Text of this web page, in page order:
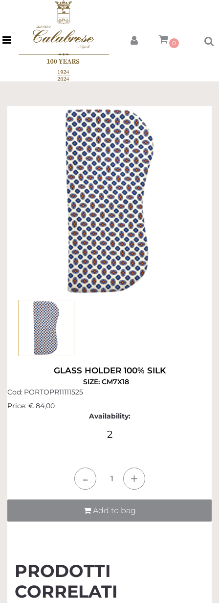
Open menu 0
GLASS HOLDER 100% SILK
SIZE: CM7X18
Cod: PORTOPR11111525
Price: € 84,00
Availability:
2
Add to bag
PRODOTTI
CORRELATI